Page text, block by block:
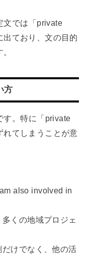
文では「private
ており、文の目的
方
す。特に「private
てしまうことが意
also involved in
くの地域プロジェ
けでなく、他の活